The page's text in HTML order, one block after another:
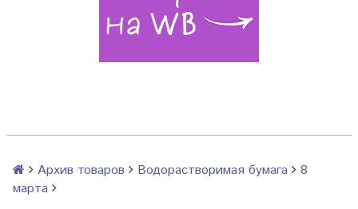
Архив товаров Водорастворимая бумага
8
марта